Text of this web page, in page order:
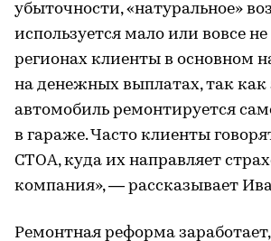
убыточности, «натуральное»
используется мало или вовсе
регионах клиенты в основном
на денежных выплатах, так как
автомобиль ремонтируется
в гараже. Часто клиенты
СТОА, куда их направляет
компания», — рассказывает
Ремонтная реформа